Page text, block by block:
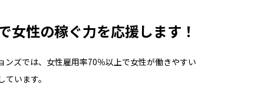
女性の稼ぐ力を応援します！
ンズでは、女性雇用率70％以上で女性が働きやすい
います。